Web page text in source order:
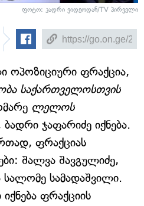
ფოტო: კადრი ვიდეოდან/TV პირველი
ოპოზიციური ფრაქცია,
საქართველოსთვის
ლელოს
ჯაფარიძე იქნება.
ფრაქციას
შალვა შავგულიძე,
სალომე სამადაშვილი.
ფრაქციის